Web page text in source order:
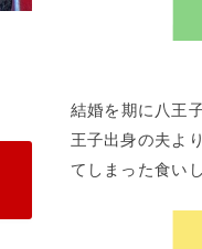
結婚を期に八王
王子出身の夫よ
てしまった食い